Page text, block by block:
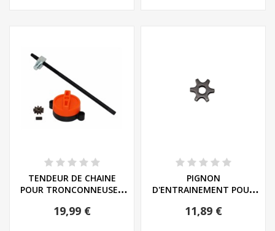
TENDEUR DE CHAINE
POUR TRONCONNEUSE -
19,99 €
PIGNON
D'ENTRAINEMENT POUR
FLORABEST ET...
11,89 €